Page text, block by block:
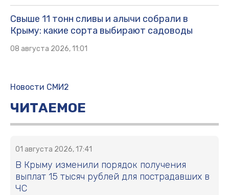
Свыше 11 тонн сливы и алычи собрали в
Крыму: какие сорта выбирают садоводы
08 августа 2026, 11:01
Новости СМИ2
ЧИТАЕМОЕ
01 августа 2026, 17:41
В Крыму изменили порядок получения
выплат 15 тысяч рублей для пострадавших в
ЧС